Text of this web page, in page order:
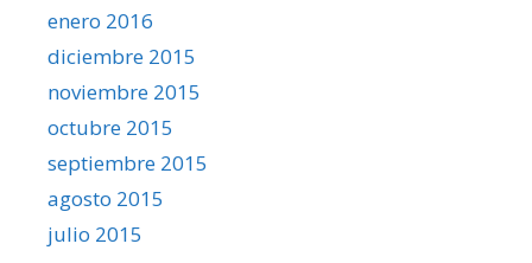
enero 2016
diciembre 2015
noviembre 2015
octubre 2015
septiembre 2015
agosto 2015
julio 2015